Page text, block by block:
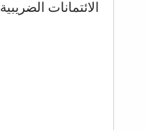
الائتمانات الضريبية